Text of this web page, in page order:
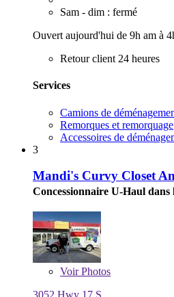
Sam - dim : fermé
Ouvert aujourd'hui de 9h am à
Retour client 24 heures
Services
Camions de
Remorques et remorquage
Accessoires de
3
Mandi's Curvy Closet
Concessionnaire U-Haul dans
VoirPhotos
3052 Hwy 17 S